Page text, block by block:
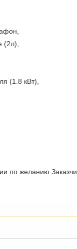
(2л),
(1.8 кВт),
по желанию